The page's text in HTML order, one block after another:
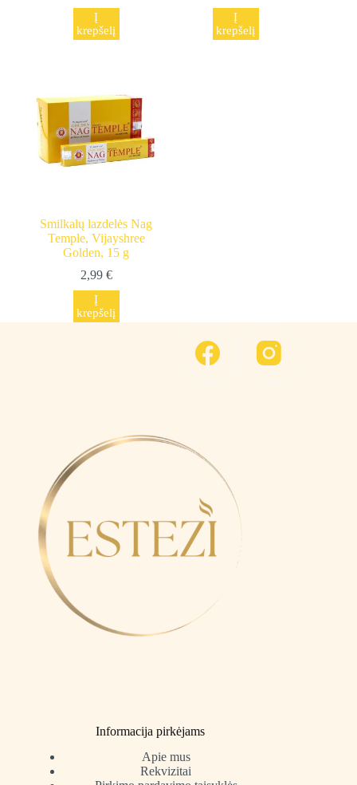
Į
krepšelį
Į
krepšelį
Smilkalų lazdelės Nag
Temple, Vijayshree
Golden, 15 g
2,99 €
Į
krepšelį
Informacija pirkėjams
Apie mus
Rekvizitai